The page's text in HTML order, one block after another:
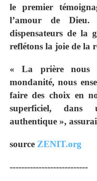
le premier
l’amour de Dieu.
dispensateurs de la
reflétons la joie de la
« La prière nous
mondanité, nous
faire des choix en
superficiel, dans
authentique »,
source ZENIT.org
---------------------------